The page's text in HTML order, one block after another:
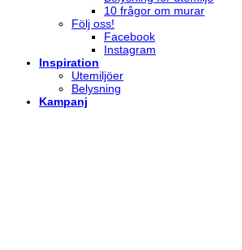
10 frågor om murar
Följ oss!
Facebook
Instagram
Inspiration
Utemiljöer
Belysning
Kampanj